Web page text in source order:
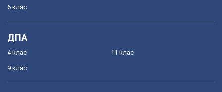
6 клас
ДПА
4 клас
9 клас
11 клас